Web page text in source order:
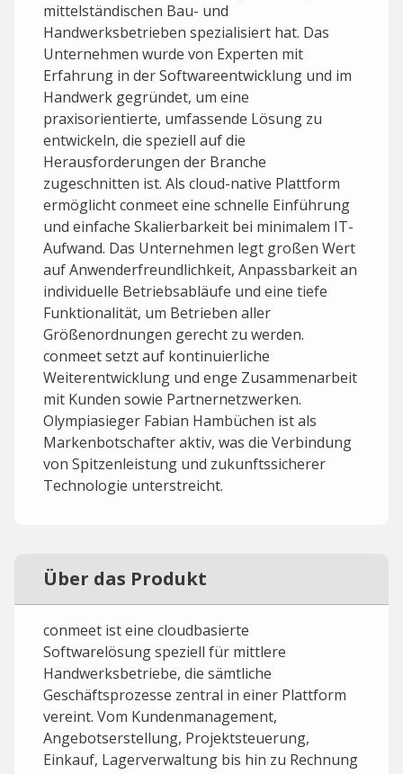
mittelständischen Bau- und
Handwerksbetrieben spezialisiert hat. Das
Unternehmen wurde von Experten mit
Erfahrung in der Softwareentwicklung und im
Handwerk gegründet, um eine
praxisorientierte, umfassende Lösung zu
entwickeln, die speziell auf die
Herausforderungen der Branche
zugeschnitten ist. Als cloud-native Plattform
ermöglicht conmeet eine schnelle Einführung
und einfache Skalierbarkeit bei minimalem IT-
Aufwand. Das Unternehmen legt großen Wert
auf Anwenderfreundlichkeit, Anpassbarkeit an
individuelle Betriebsabläufe und eine tiefe
Funktionalität, um Betrieben aller
Größenordnungen gerecht zu werden.
conmeet setzt auf kontinuierliche
Weiterentwicklung und enge Zusammenarbeit
mit Kunden sowie Partnernetzwerken.
Olympiasieger Fabian Hambüchen ist als
Markenbotschafter aktiv, was die Verbindung
von Spitzenleistung und zukunftssicherer
Technologie unterstreicht.
Über das Produkt
conmeet ist eine cloudbasierte
Softwarelösung speziell für mittlere
Handwerksbetriebe, die sämtliche
Geschäftsprozesse zentral in einer Plattform
vereint. Vom Kundenmanagement,
Angebotserstellung, Projektsteuerung,
Einkauf, Lagerverwaltung bis hin zu Rechnung